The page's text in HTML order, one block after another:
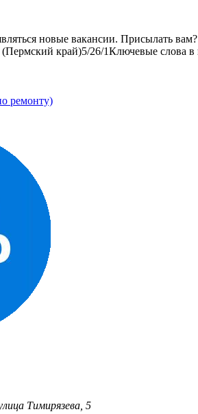
новые вакансии. Присылать вам?
(Пермский край)5/26/1Ключевые слова в
ремонту)
Тимирязева, 5